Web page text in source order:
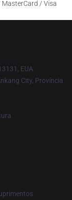
MasterCard / Visa
EUA
City, Província